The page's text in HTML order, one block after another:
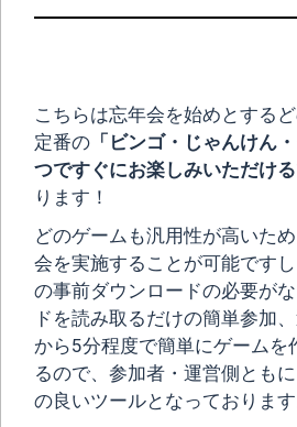
こちらは忘年会を始めとする
定番の 「ビンゴ・じゃんけん
つですぐにお楽しみいただけ
ります！
どのゲームも汎用性が高いた
会を実施することが可能です
の事前ダウンロードの必要が
ドを読み取るだけの簡単参加
から5分程度で簡単にゲームを
るので、参加者・運営側とも
の良いツールとなっております